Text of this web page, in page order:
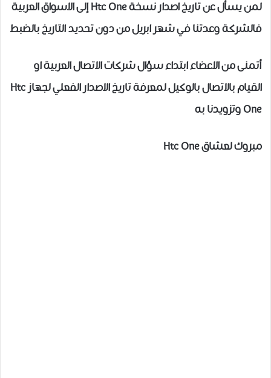
لمن يسأل عن تاريخ اصدار نسخة Htc One إلى الاسواق العربية
فالشركة وعدتنا في شهر ابريل من دون تحديد التاريخ بالضبط
أتمنى من الاعضاء ابتداء سؤال شركات الاتصال العربية او
القيام بالاتصال بالوكيل لمعرفة تاريخ الاصدار الفعلي لجهاز Htc
One وتزويدنا به
مبروك لعشاق Htc One